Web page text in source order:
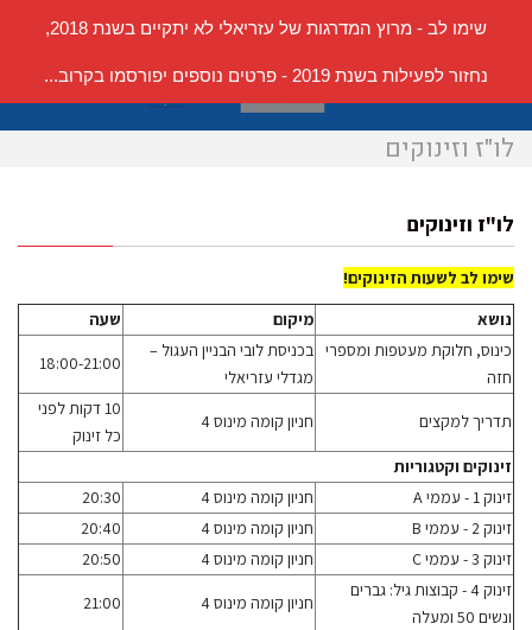
שימו לב - מרוץ המדרגות של עזריאלי לא יתקיים בשנת 2018,
נחזור לפעילות בשנת 2019 - פרטים נוספים יפורסמו בקרוב...
לו"ז וזינוקים
לו"ז וזינוקים
שימו לב לשעות הזינוקים!
נושא
מיקום
שעה
כינוס, חלוקת מעטפות ומספרי
חזה
בכניסת לובי הבניין העגול –
מגדלי עזריאלי
18:00-21:00
תדריך למקצים חניון קומה מינוס 4
10 דקות לפני
כל זינוק
זינוקים וקטגוריות
זינוק 1 - עממי A
חניון קומה מינוס 4
20:30
זינוק 2 - עממי B
חניון קומה מינוס 4
20:40
זינוק 3 - עממי C
חניון קומה מינוס 4
20:50
זינוק 4 - קבוצות גיל: גברים
ונשים 50 ומעלה
חניון קומה מינוס 4 21:00